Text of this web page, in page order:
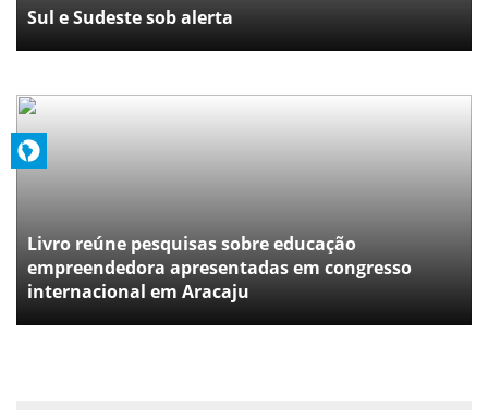
Sul e Sudeste sob alerta
Livro reúne pesquisas sobre educação
empreendedora apresentadas em congresso
internacional em Aracaju